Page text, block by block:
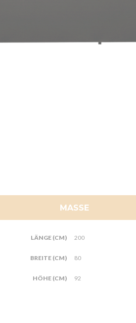
MASSE
LÄNGE (CM) 200
BREITE (CM) 80
HÖHE (CM) 92